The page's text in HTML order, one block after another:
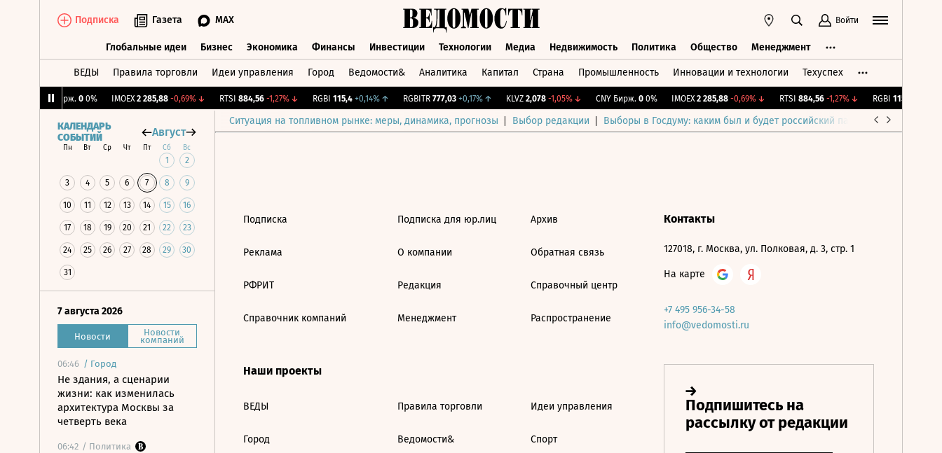
Подписка Газета MAX Войти
Глобальные идеи Бизнес Экономика Финансы Инвестиции Технологии Медиа Недвижимость Политика Общество Менеджмент
ВЕДЫ Правила торговли Идеи управления Город Ведомости& Аналитика Капитал Страна Промышленность Инновации и технологии Техуспех
CNY Бирж. 0 0% IMOEX 2 285,88 -0,69%↓ RTSI 884,56 -1,27%↓ RGBI 115,4 +0,14%↑ RGBITR 777,03 +0,17%↑ KLVZ 2,078 -1,05%↓ CNY Бирж. 0 0% IMOEX 2 285,88 -0,69%↓ RTSI 884,56 -1,27%↓ RGBI 115,4
Ситуация на топливном рынке: меры, динамика, прогнозы Выбор редакции Выборы в Госдуму: каким был и будет российский парламент
КАЛЕНДАРЬ
СОБЫТИЙ
Август
Пн Вт Ср Чт Пт Сб Вс
1 2
3 4 5 6 7 8 9
10 11 12 13 14 15 16
17 18 19 20 21 22 23
24 25 26 27 28 29 30
31
7 августа 2026
Новости Новости
компаний
06:46 / Город
Не здания, а сценарии
жизни: как изменилась
архитектура Москвы за
четверть века
06:42 / Политика
Подписка
Реклама
РФРИТ
Справочник компаний
Подписка для юр.лиц
О компании
Редакция
Менеджмент
Архив
Обратная связь
Справочный центр
Распространение
Наши проекты
ВЕДЫ
Город
Правила торговли
Ведомости&
Идеи управления
Спорт
Контакты
127018, г. Москва, ул. Полковая, д. 3, стр. 1
На карте
+7 495 956-34-58
info@vedomosti.ru